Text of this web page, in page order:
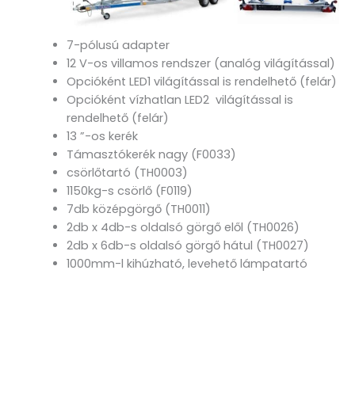
7-pólusú adapter
12 V-os villamos rendszer (analóg világítással)
Opcióként LED1 világítással is rendelhető (felár)
Opcióként vízhatlan LED2 világítással is
rendelhető (felár)
13 ”-os kerék
Támasztókerék nagy (F0033)
csörlőtartó (TH0003)
1150kg-s csörlő (F0119)
7db középgörgő (TH0011)
2db x 4db-s oldalsó görgő elől (TH0026)
2db x 6db-s oldalsó görgő hátul (TH0027)
1000mm-l kihúzható, levehető lámpatartó